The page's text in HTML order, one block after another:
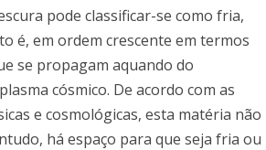
pode classificar-se como fria,
é, em ordem crescente em termos
se propagam aquando do
cósmico. De acordo com as
e cosmológicas, esta matéria não
há espaço para que seja fria ou